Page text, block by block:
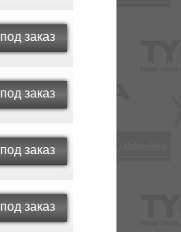
под заказ
под заказ
под заказ
под заказ